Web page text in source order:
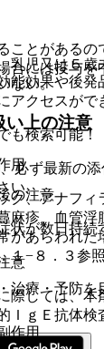
乳児又は５歳
ない。
い上の注意
の注意
状が数日持続
意
際しては、本
ＩｇＥ抗体検
ことがあるの
合には投与を
用
、アナフィ
麻疹、血管浮
があらわれた
１−８．３参照
作用
能効果や後発
アクセスがで
も検索可能！
必ず最新の
い。
治療・予防を